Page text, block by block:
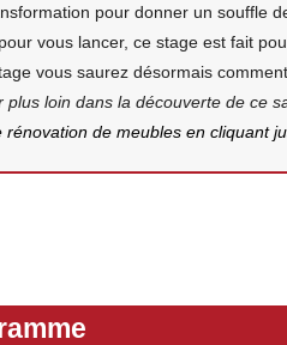
pour donner un souffle
vous lancer, ce stage est fait
vous saurez désormais
loin dans la découverte de ce
rénovation de meubles en cliquant